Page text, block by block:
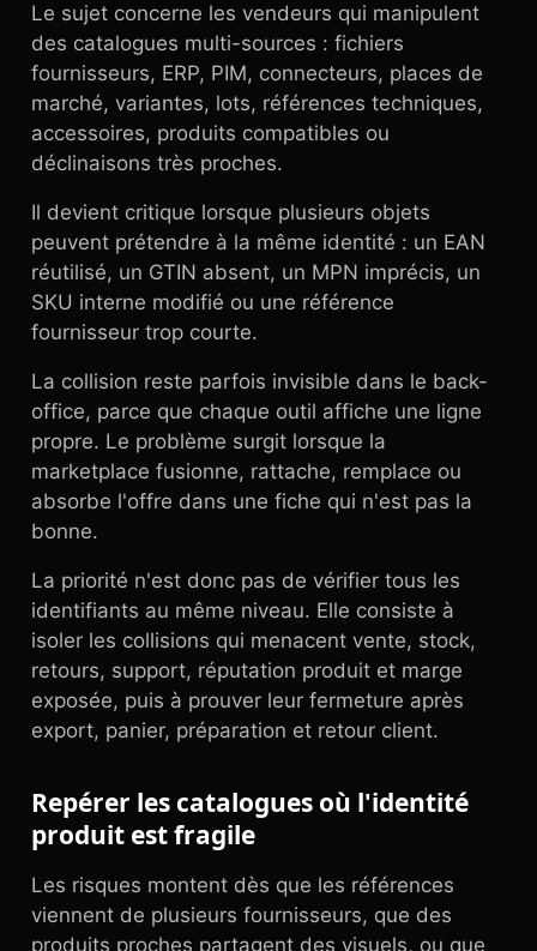
Le sujet concerne les vendeurs qui manipulent
des catalogues multi-sources : fichiers
fournisseurs, ERP, PIM, connecteurs, places de
marché, variantes, lots, références techniques,
accessoires, produits compatibles ou
déclinaisons très proches.
Il devient critique lorsque plusieurs objets
peuvent prétendre à la même identité : un EAN
réutilisé, un GTIN absent, un MPN imprécis, un
SKU interne modifié ou une référence
fournisseur trop courte.
La collision reste parfois invisible dans le back-
office, parce que chaque outil affiche une ligne
propre. Le problème surgit lorsque la
marketplace fusionne, rattache, remplace ou
absorbe l'offre dans une fiche qui n'est pas la
bonne.
La priorité n'est donc pas de vérifier tous les
identifiants au même niveau. Elle consiste à
isoler les collisions qui menacent vente, stock,
retours, support, réputation produit et marge
exposée, puis à prouver leur fermeture après
export, panier, préparation et retour client.
Repérer les catalogues où l'identité
produit est fragile
Les risques montent dès que les références
viennent de plusieurs fournisseurs, que des
produits proches partagent des visuels, ou que